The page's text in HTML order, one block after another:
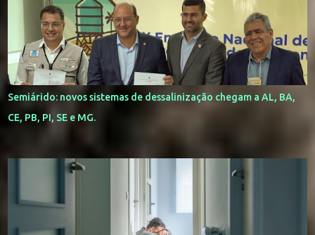
Semiárido: novos sistemas de dessalinização chegam a AL, BA,
CE, PB, PI, SE e MG.